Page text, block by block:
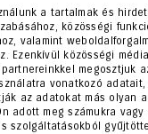
a tartalmak és
közösségi
valamint
Ezenkívül közösségi
megosztjuk
vonatkozó adatait,
az adatokat más olyan
adott meg számukra vagy
szolgáltatásokból